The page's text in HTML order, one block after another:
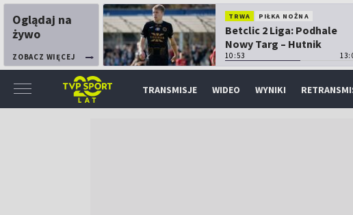
Oglądaj na
żywo
ZOBACZ WIĘCEJ
TRWA PIŁKA NOŻNA
Betclic 2 Liga: Podhale
Nowy Targ – Hutnik
Kraków
10:53
TRANSMISJE WIDEO WYNIKI